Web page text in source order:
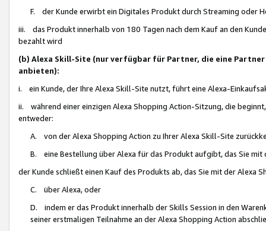
F. der Kunde erwirbt ein Digitales Produkt durch Streaming oder
iii. das Produkt innerhalb von 180 Tagen nach dem Kauf an den
bezahlt wird
(b) Alexa Skill-Site (nur verfügbar für Partner, die eine
anbieten):
i. ein Kunde, der Ihre Alexa Skill-Site nutzt, führt eine Alexa-
ii. während einer einzigen Alexa Shopping Action-Sitzung, die
entweder:
A. von der Alexa Shopping Action zu Ihrer Alexa Skill-Site
B. eine Bestellung über Alexa für das Produkt aufgibt, das Sie mit
der Kunde schließt einen Kauf des Produkts ab, das Sie mit der Alexa
C. über Alexa, oder
D. indem er das Produkt innerhalb der Skills Session in den
seiner erstmaligen Teilnahme an der Alexa Shopping Action